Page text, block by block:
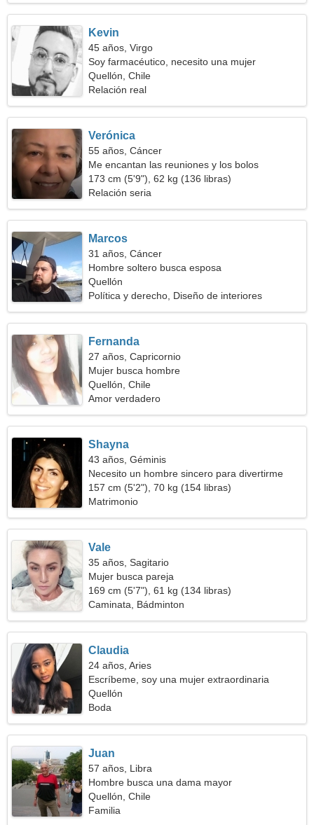
Kevin
45 años, Virgo
Soy farmacéutico, necesito una mujer
excepcional
Quellón, Chile
Relación real
Verónica
55 años, Cáncer
Me encantan las reuniones y los bolos
173 cm (5'9"), 62 kg (136 libras)
Relación seria
Marcos
31 años, Cáncer
Hombre soltero busca esposa
Quellón
Política y derecho, Diseño de interiores
Fernanda
27 años, Capricornio
Mujer busca hombre
Quellón, Chile
Amor verdadero
Shayna
43 años, Géminis
Necesito un hombre sincero para divertirme
157 cm (5'2"), 70 kg (154 libras)
Matrimonio
Vale
35 años, Sagitario
Mujer busca pareja
169 cm (5'7"), 61 kg (134 libras)
Caminata, Bádminton
Claudia
24 años, Aries
Escríbeme, soy una mujer extraordinaria
Quellón
Boda
Juan
57 años, Libra
Hombre busca una dama mayor
Quellón, Chile
Familia